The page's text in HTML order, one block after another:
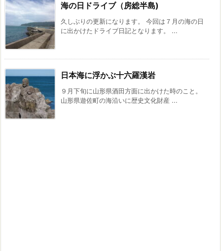
海の日ドライブ（房総半島)
久しぶりの更新になります。 今回は７月の海の日
に出かけたドライブ日記となります。 ...
日本海に浮かぶ十六羅漢岩
９月下旬に山形県酒田方面に出かけた時のこと。
山形県遊佐町の海沿いに歴史文化財産 ...